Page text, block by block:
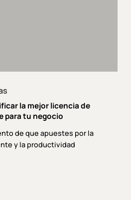
la mejor licencia de
para tu negocio
de que apuestes por la
y la productividad